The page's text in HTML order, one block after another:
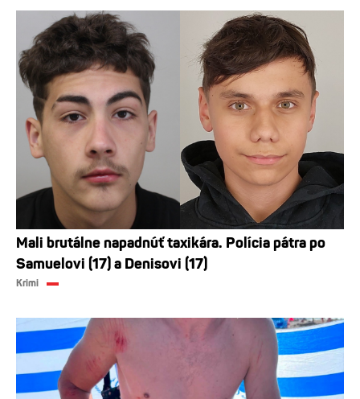
Mali brutálne napadnúť taxikára. Polícia pátra po
Samuelovi (17) a Denisovi (17)
Krimi